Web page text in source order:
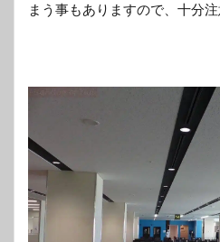
まう事もありますので、十分注